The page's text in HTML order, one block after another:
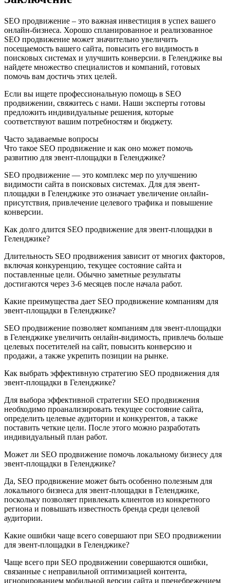
SEO продвижение – это важная инвестиция в успех вашего
онлайн-бизнеса. Хорошо спланированное и реализованное
SEO продвижение может значительно увеличить
посещаемость вашего сайта, повысить его видимость в
поисковых системах и улучшить конверсии. в Геленджике вы
найдете множество специалистов и компаний, готовых
помочь вам достичь этих целей.
Если вы ищете профессиональную помощь в SEO
продвижении, свяжитесь с нами. Наши эксперты готовы
предложить индивидуальные решения, которые
соответствуют вашим потребностям и бюджету.
Часто задаваемые вопросы
Что такое SEO продвижение и как оно может помочь
развитию для эвент-площадки в Геленджике?
SEO продвижение — это комплекс мер по улучшению
видимости сайта в поисковых системах. Для для эвент-
площадки в Геленджике это означает увеличение онлайн-
присутствия, привлечение целевого трафика и повышение
конверсии.
Как долго длится SEO продвижение для эвент-площадки в
Геленджике?
Длительность SEO продвижения зависит от многих факторов,
включая конкуренцию, текущее состояние сайта и
поставленные цели. Обычно заметные результаты
достигаются через 3-6 месяцев после начала работ.
Какие преимущества дает SEO продвижение компаниям для
эвент-площадки в Геленджике?
SEO продвижение позволяет компаниям для эвент-площадки
в Геленджике увеличить онлайн-видимость, привлечь больше
целевых посетителей на сайт, повысить конверсию и
продажи, а также укрепить позиции на рынке.
Как выбрать эффективную стратегию SEO продвижения для
эвент-площадки в Геленджике?
Для выбора эффективной стратегии SEO продвижения
необходимо проанализировать текущее состояние сайта,
определить целевые аудитории и конкурентов, а также
поставить четкие цели. После этого можно разработать
индивидуальный план работ.
Может ли SEO продвижение помочь локальному бизнесу для
эвент-площадки в Геленджике?
Да, SEO продвижение может быть особенно полезным для
локального бизнеса для эвент-площадки в Геленджике,
поскольку позволяет привлекать клиентов из конкретного
региона и повышать известность бренда среди целевой
аудитории.
Какие ошибки чаще всего совершают при SEO продвижении
для эвент-площадки в Геленджике?
Чаще всего при SEO продвижении совершаются ошибки,
связанные с неправильной оптимизацией контента,
игнорированием мобильной версии сайта и пренебрежением